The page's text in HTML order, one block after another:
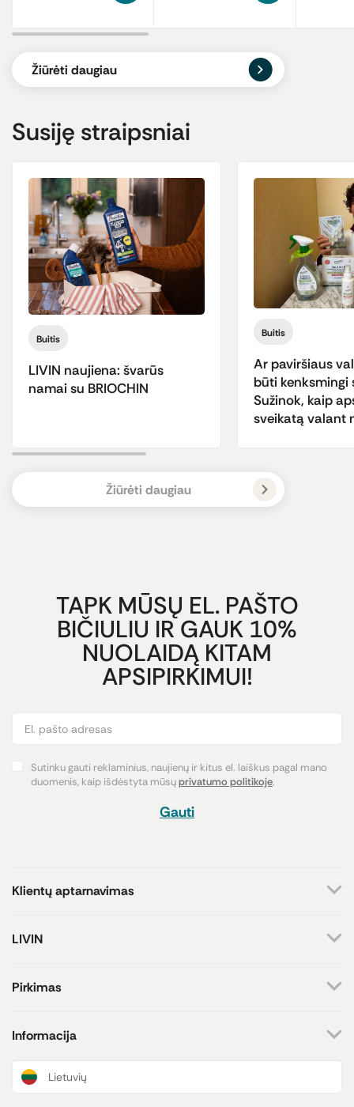
Žiūrėti daugiau
Susiję straipsniai
Buitis
LIVIN naujiena: švarūs
namai su BRIOCHIN
Buitis
Ar paviršiaus
būti kenksmingi
Sužinok, kaip
sveikatą valant
Žiūrėti daugiau
TAPK MŪSŲ EL. PAŠTO
BIČIULIU IR GAUK 10%
NUOLAIDĄ KITAM
APSIPIRKIMUI!
Sutinku gauti reklaminius, naujienų ir kitus el. laiškus pagal mano
duomenis, kaip išdėstyta mūsųprivatumo politikoje.
Gauti
Klientų aptarnavimas
Atsakome darbo dienomis
LIVIN
Kontaktai
Prekių ženklai
Dovanų kuponai
Pirkimas
Pristatymas
Informacija
Naujienos ir straipsniai
Lietuvių